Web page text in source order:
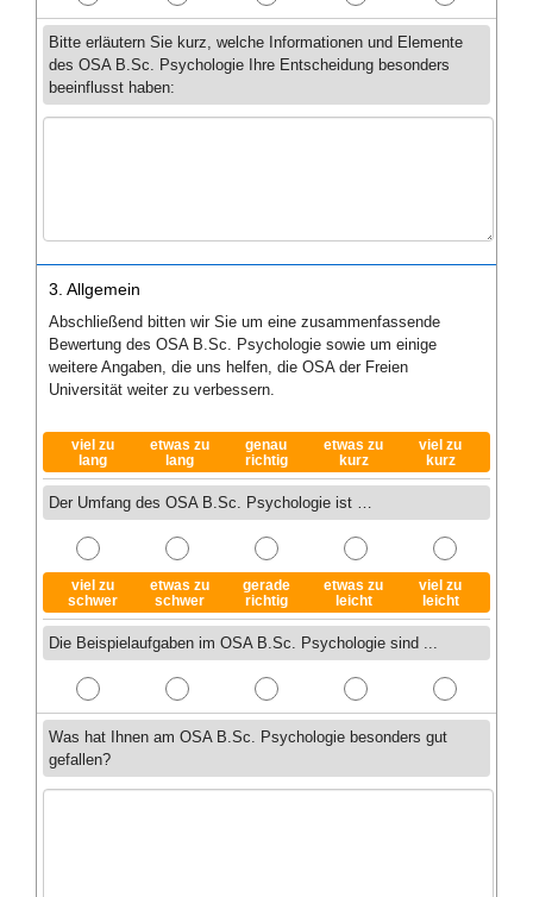
Bitte erläutern Sie kurz, welche Informationen und Elemente
des OSA B.Sc. Psychologie Ihre Entscheidung besonders
beeinflusst haben:
3. Allgemein
Abschließend bitten wir Sie um eine zusammenfassende
Bewertung des OSA B.Sc. Psychologie sowie um einige
weitere Angaben, die uns helfen, die OSA der Freien
Universität weiter zu verbessern.
viel zu
lang
etwas zu
lang
genau
richtig
etwas zu
kurz
viel zu
kurz
Der Umfang des OSA B.Sc. Psychologie ist …
viel zu
schwer
etwas zu
schwer
gerade
richtig
etwas zu
leicht
viel zu
leicht
Die Beispielaufgaben im OSA B.Sc. Psychologie sind ...
Was hat Ihnen am OSA B.Sc. Psychologie besonders gut
gefallen?